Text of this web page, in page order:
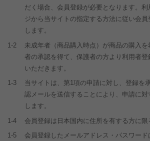
だく場合、会員登録が必要となります。
ジから当サイトの指定する方法に従い会員
します。
1-2
未成年者（商品購入時点）が商品の購入
者の承認を得て、保護者の方より利用者登
いただきます。
1-3
当サイトは、第1項の申請に対し、登録を
認メールを送信することにより、申請に対
します。
1-4
会員登録は日本国内に住所を有する方に限
1-5
会員登録したメールアドレス・パスワード